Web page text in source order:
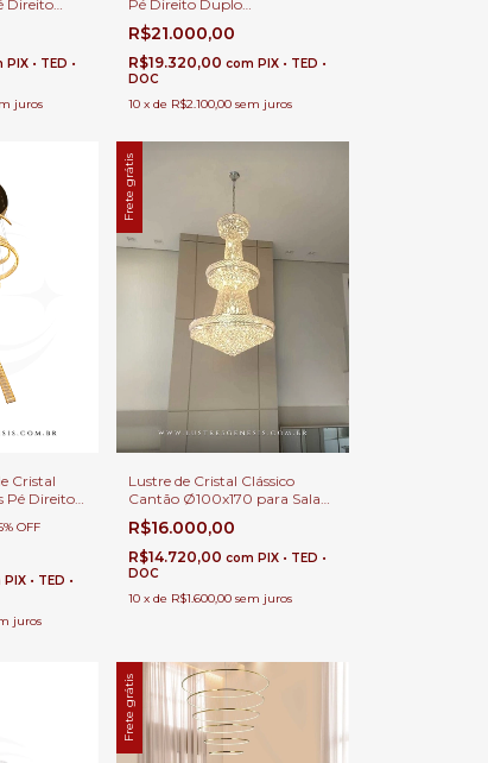
Direito
PIX • TED •
juros
Pé Direito Duplo
Ø120x220cm Grandeur
Dourado com 76 Lâmpadas
E-14 para Casas com Pé
Direito Alto
R$21.000,00
R$19.320,00 com PIX • TED •
DOC
10 x de R$2.100,00 sem juros
Cristal
Pé Direito
% OFF
PIX • TED •
juros
Frete grátis
Lustre de Cristal Clássico
Cantão Ø100x170 para Sala
de Jantar, Sala de Estar,
Escadas, Pé Direito Duplo e
Alto.
R$16.000,00
R$14.720,00 com PIX • TED •
DOC
10 x de R$1.600,00 sem juros
Frete grátis